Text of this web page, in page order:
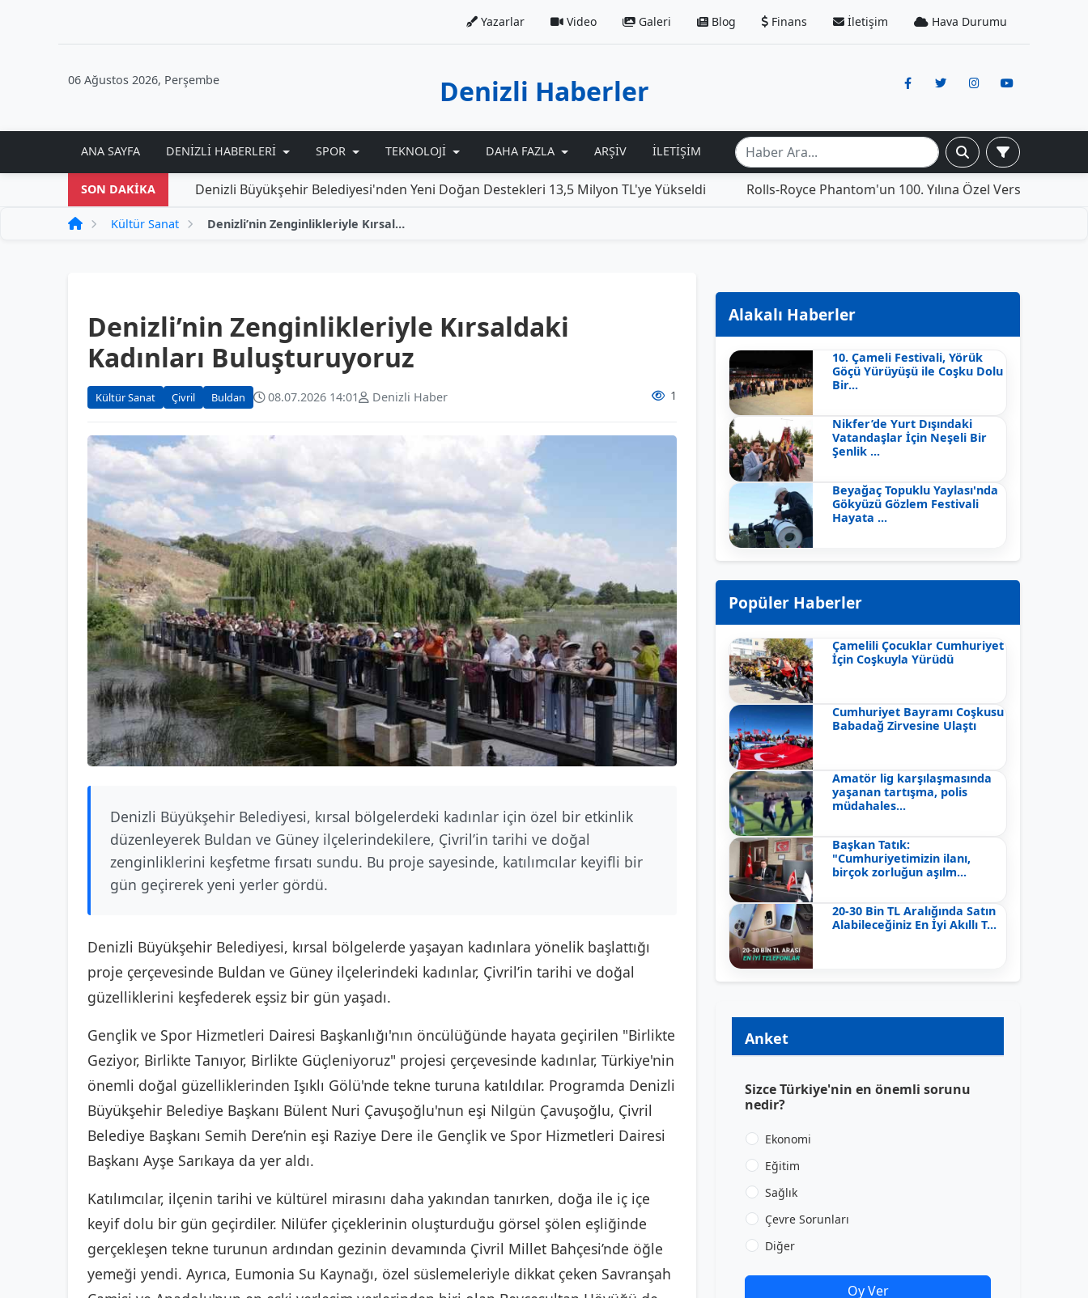
Yazarlar Video Galeri Blog Finans İletişim Hava Durumu
06 Ağustos 2026, Perşembe Denizli Haberler
ANA SAYFA DENIZLI HABERLERI SPOR TEKNOLOJI DAHA FAZLA ARŞIV İLETIŞIM
SON DAKİKADenizli Büyükşehir Belediyesi'nden Yeni Doğan Destekleri 13,5 Milyon TL'ye Yükseldi Rolls-Royce Phantom'un 100. Yılına Özel Versiyonu: İçinde
Kültür Sanat Denizli’nin Zenginlikleriyle Kırsaldaki Kadınları Buluşturuyoruz
Denizli’nin Zenginlikleriyle Kırsaldaki
Kadınları Buluşturuyoruz
Kültür Sanat Çivril Buldan 08.07.2026 14:01 Denizli Haber 1
Denizli Büyükşehir Belediyesi, kırsal bölgelerdeki kadınlar için özel bir etkinlik
düzenleyerek Buldan ve Güney ilçelerindekilere, Çivril’in tarihi ve doğal
zenginliklerini keşfetme fırsatı sundu. Bu proje sayesinde, katılımcılar keyifli bir
gün geçirerek yeni yerler gördü.
Denizli Büyükşehir Belediyesi, kırsal bölgelerde yaşayan kadınlara yönelik başlattığı
proje çerçevesinde Buldan ve Güney ilçelerindeki kadınlar, Çivril’in tarihi ve doğal
güzelliklerini keşfederek eşsiz bir gün yaşadı.
Gençlik ve Spor Hizmetleri Dairesi Başkanlığı'nın öncülüğünde hayata geçirilen "Birlikte
Geziyor, Birlikte Tanıyor, Birlikte Güçleniyoruz" projesi çerçevesinde kadınlar, Türkiye'nin
önemli doğal güzelliklerinden Işıklı Gölü'nde tekne turuna katıldılar. Programda Denizli
Büyükşehir Belediye Başkanı Bülent Nuri Çavuşoğlu'nun eşi Nilgün Çavuşoğlu, Çivril
Belediye Başkanı Semih Dere’nin eşi Raziye Dere ile Gençlik ve Spor Hizmetleri Dairesi
Başkanı Ayşe Sarıkaya da yer aldı.
Katılımcılar, ilçenin tarihi ve kültürel mirasını daha yakından tanırken, doğa ile iç içe
keyif dolu bir gün geçirdiler. Nilüfer çiçeklerinin oluşturduğu görsel şölen eşliğinde
gerçekleşen tekne turunun ardından gezinin devamında Çivril Millet Bahçesi’nde öğle
yemeği yendi. Ayrıca, Eumonia Su Kaynağı, özel süslemeleriyle dikkat çeken Savranşah
Alakalı Haberler
10. Çameli Festivali, Yörük
Göçü Yürüyüşü ile Coşku Dolu
Bir...
Nikfer’de Yurt Dışındaki
Vatandaşlar İçin Neşeli Bir
Şenlik ...
Beyağaç Topuklu Yaylası'nda
Gökyüzü Gözlem Festivali
Hayata ...
Popüler Haberler
Çamelili Çocuklar Cumhuriyet
İçin Coşkuyla Yürüdü
Cumhuriyet Bayramı Coşkusu
Babadağ Zirvesine Ulaştı
Amatör lig karşılaşmasında
yaşanan tartışma, polis
müdahales...
Başkan Tatık:
"Cumhuriyetimizin ilanı,
birçok zorluğun aşılm...
20-30 Bin TL Aralığında Satın
Alabileceğiniz En İyi Akıllı T...
Anket
Sizce Türkiye'nin en önemli sorunu
nedir?
Ekonomi
Eğitim
Sağlık
Çevre Sorunları
Diğer
Oy Ver